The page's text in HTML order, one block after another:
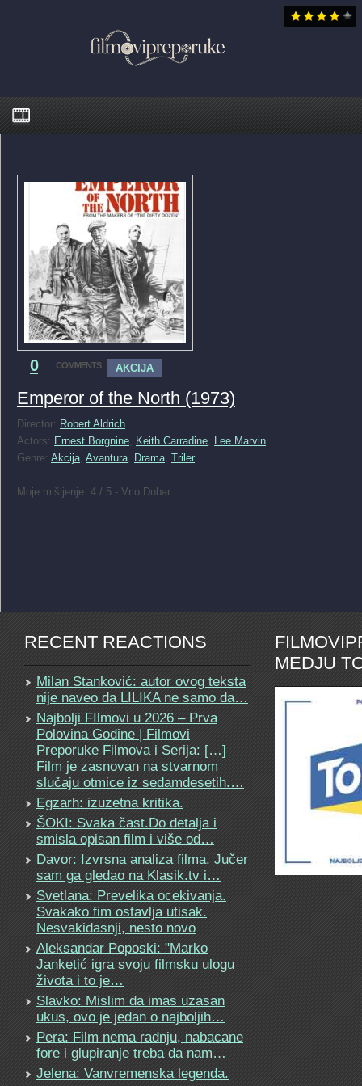
0 COMMENTS AKCIJA
Emperor of the North (1973)
Director: Robert Aldrich
Actors: Ernest Borgnine Keith Carradine
Lee Marvin
Genre: Akcija Avantura Drama Triler
Moje mišljenje: 4 / 5 - Vrlo Dobar
RECENT REACTIONS
Milan Stanković: autor ovog teksta
nije naveo da LILIKA ne samo da…
Najbolji FIlmovi u 2026 – Prva
Polovina Godine | Filmovi
Preporuke Filmova i Serija: […]
Film je zasnovan na stvarnom
slučaju otmice iz sedamdesetih.…
Egzarh: izuzetna kritika.
ŠOKI: Svaka čast.Do detalja i
smisla opisan film i više od…
Davor: Izvrsna analiza filma. Jučer
sam ga gledao na Klasik.tv i…
Svetlana: Prevelika ocekivanja.
Svakako fim ostavlja utisak.
Nesvakidasnji, nesto novo
Aleksandar Poposki: "Marko
Janketić igra svoju filmsku ulogu
života i to je…
Slavko: Mislim da imas uzasan
ukus, ovo je jedan o najboljih…
Pera: Film nema radnju, nabacane
fore i glupiranje treba da nam…
Jelena: Vanvremenska legenda.
MEDJU